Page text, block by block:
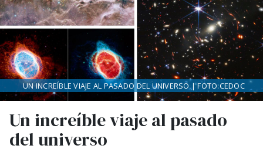
Un increíble viaje al pasado
del universo
UN INCREÍBLE VIAJE AL PASADO DEL UNIVERSO | FOTO:CEDOC